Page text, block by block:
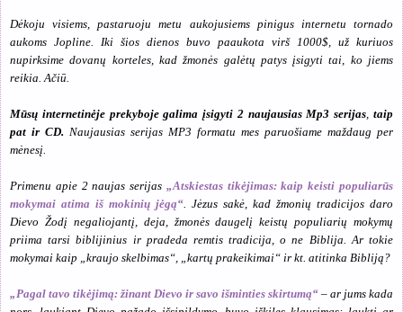
Dėkoju visiems, pastaruoju metu aukojusiems pinigus internetu tornado
aukoms Jopline. Iki šios dienos buvo paaukota virš 1000$, už kuriuos
nupirksime dovanų korteles, kad žmonės galėtų patys įsigyti tai, ko jiems
reikia. Ačiū.
Mūsų internetinėje prekyboje galima įsigyti 2 naujausias Mp3 serijas ,taip
pat ir CD. Naujausias serijas MP3 formatu mes paruošiame maždaug per
mėnesį.
Primenu apie 2 naujas serijas „Atskiestas tikėjimas: kaip keisti populiarūs
mokymai atima iš mokinių jėgą“ . Jėzus sakė, kad žmonių tradicijos daro
Dievo Žodį negaliojantį, deja, žmonės daugelį keistų populiarių mokymų
priima tarsi biblijinius ir pradeda remtis tradicija, o ne Biblija. Ar tokie
mokymai kaip „kraujo skelbimas“, „kartų prakeikimai“ ir kt. atitinka Bibliją?
„Pagal tavo tikėjimą: žinant Dievo ir savo išminties skirtumą“ – ar jums kada